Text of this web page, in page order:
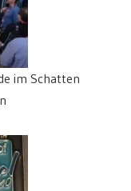
im Schatten